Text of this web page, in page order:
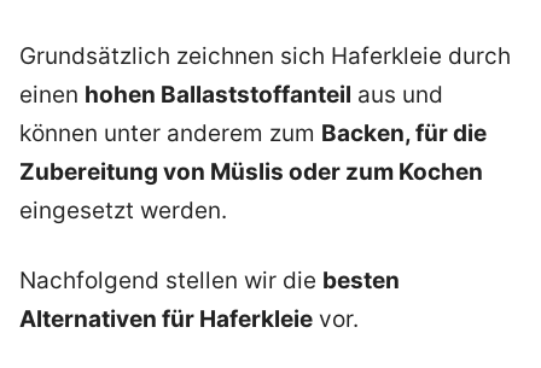
Grundsätzlich zeichnen sich Haferkleie durch
einen hohen Ballaststoffanteil aus und
können unter anderem zum Backen, für die
Zubereitung von Müslis oder zum Kochen
eingesetzt werden.
Nachfolgend stellen wir die besten
Alternativen für Haferkleie vor.